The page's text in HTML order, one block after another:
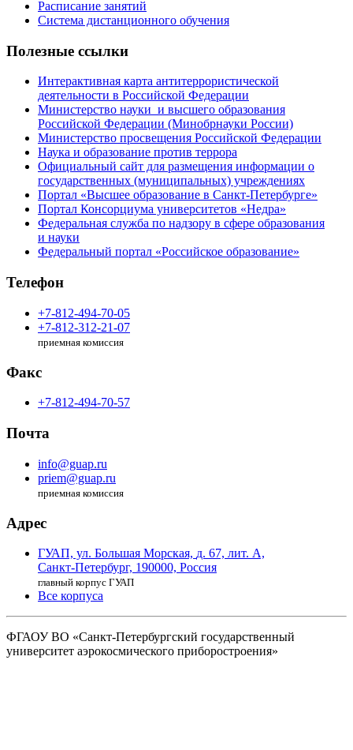
Расписание занятий
Система дистанционного обучения
Полезные ссылки
Интерактивная карта антитеррористической
деятельности в Российской Федерации
Министерство науки и высшего образования
Российской Федерации (Минобрнауки России)
Министерство просвещения Российской Федерации
Наука и образование против террора
Официальный сайт для размещения информации о
государственных (муниципальных) учреждениях
Портал «Высшее образование в Санкт-Петербурге»
Портал Консорциума университетов «Недра»
Федеральная служба по надзору в сфере образования
и науки
Федеральный портал «Российское образование»
Телефон
+7-812-494-70-05
+7-812-312-21-07
приемная комиссия
Факс
+7-812-494-70-57
Почта
info@guap.ru
priem@guap.ru
приемная комиссия
Адрес
ГУАП, ул. Большая Морская, д. 67, лит. А,
Санкт-Петербург, 190000, Россия
главный корпус ГУАП
Все корпуса
ФГАОУ ВО «Санкт-Петербургский государственный
университет аэрокосмического приборостроения»